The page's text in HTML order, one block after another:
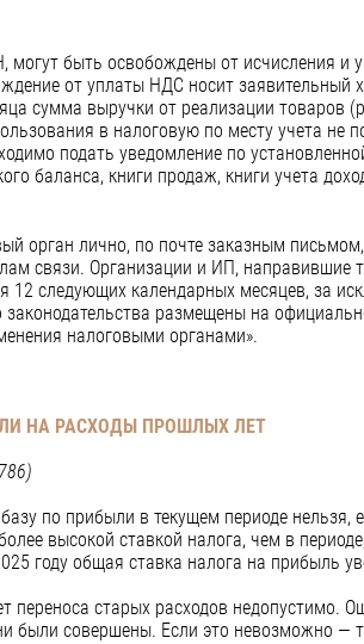
быть освобождены от исчисления и
от уплаты НДС носит заявительный
сумма выручки от реализации товаров
в налоговую по месту учета не
подать уведомление по
баланса, книги продаж, книги учета
орган лично, по почте заказным
связи. Организации и ИП, направившие
12 следующих календарных месяцев, за
законодательства размещены на
налоговыми органами».
НА РАСХОДЫ ПРОШЛЫХ ЛЕТ
по прибыли в текущем периоде нельзя,
высокой ставкой налога, чем в
году общая ставка налога на прибыль
переноса старых расходов недопустимо.
были совершены. Если это невозможно —